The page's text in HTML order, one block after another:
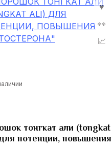
тонгкат али (tongkat
потенции, повышения